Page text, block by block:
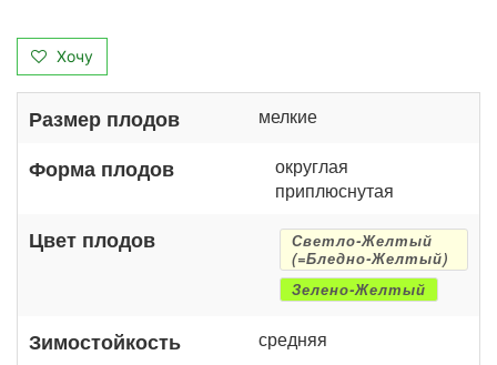
Хочу
Размер плодов мелкие
Форма плодов
округлая
приплюснутая
Цвет плодов
Светло-Желтый
(=Бледно-Желтый)
Зелено-Желтый
Зимостойкость средняя